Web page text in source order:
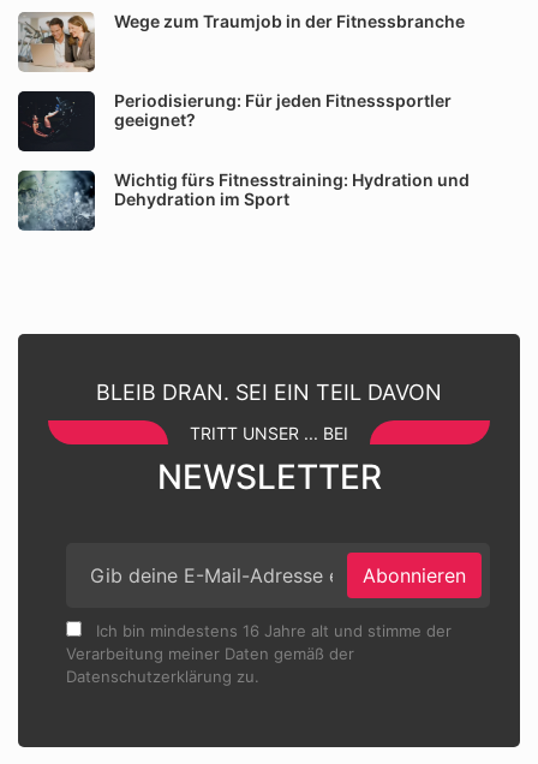
Wege zum Traumjob in der Fitnessbranche
Periodisierung: Für jeden Fitnesssportler
geeignet?
Wichtig fürs Fitnesstraining: Hydration und
Dehydration im Sport
BLEIB DRAN. SEI EIN TEIL DAVON
TRITT UNSER ... BEI
NEWSLETTER
Abonnieren
Ich bin mindestens 16 Jahre alt und stimme der
Verarbeitung meiner Daten gemäß der
Datenschutzerklärung zu.